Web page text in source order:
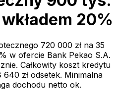
20%
720 000 zł na 35
% w ofercie Bank Pekao S.A.
Całkowity koszt kredytu
640 zł odsetek. Minimalna
dochodu netto ok.